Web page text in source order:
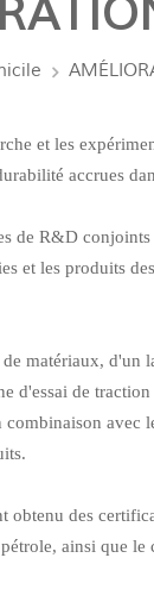
et les
accrues
de R&D
et les produits
matériaux,
de
obtenu des
ainsi que